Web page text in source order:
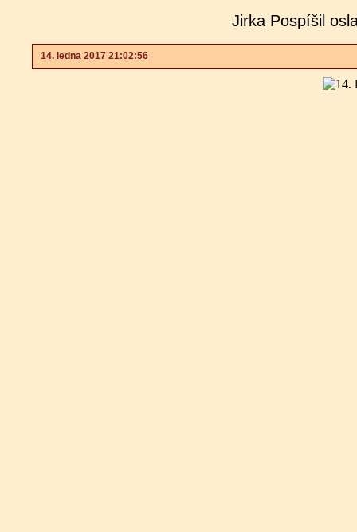
Jirka Pospíšil
14. ledna 2017 21:02:56